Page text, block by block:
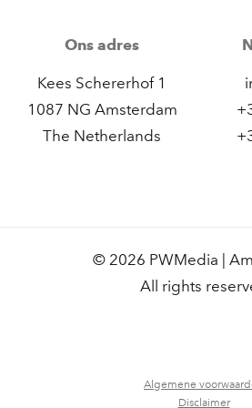
Ons adres
Kees Schererhof 1
1087 NG Amsterdam
The Netherlands
© 2026 PWMedia |
All rights
Algemene
Disclaimer